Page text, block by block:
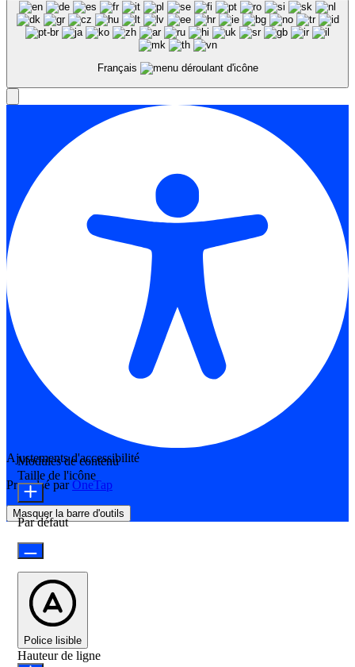
Français
Ajustements d'accessibilité
Propulsé parOneTap
Masquer la barre d'outils
Modules de contenu
Taille de l'icône
Par défaut
Police lisible
Hauteur de ligne